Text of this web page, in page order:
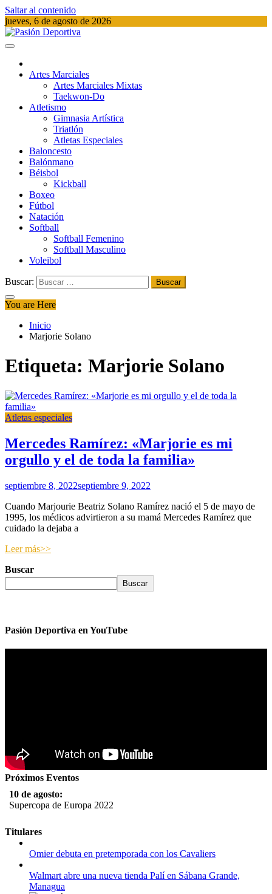
Saltar al contenido
jueves, 6 de agosto de 2026
Artes Marciales
Artes Marciales Mixtas
Taekwon-Do
Atletismo
Gimnasia Artística
Triatlón​
Atletas Especiales
Baloncesto
Balónmano
Béisbol
Kickball​
Boxeo
Fútbol
Natación​
Softball​
Softball​ Femenino
Softball​ Masculino
Voleibol​
Buscar:
You are Here
Inicio
Marjorie Solano
Etiqueta: Marjorie Solano
Atletas especiales
Mercedes Ramírez: «Marjorie es mi
orgullo y el de toda la familia»
septiembre 8, 2022septiembre 9, 2022
Cuando Marjourie Beatriz Solano Ramírez nació el 5 de mayo de
1995, los médicos advirtieron a su mamá Mercedes Ramírez que
cuidado la dejaba a
Leer más>>
Buscar
Buscar
Pasión Deportiva en YouTube
Próximos Eventos
10 de agosto:
Supercopa de Europa 2022
11 al 21 de agosto:
Campeonato Europeo de Natación 2022
12 de agosto:
Empieza La Liga 2022-2023
Titulares
Omier debuta en pretemporada con los Cavaliers
Walmart abre una nueva tienda Palí en Sábana Grande,
Managua